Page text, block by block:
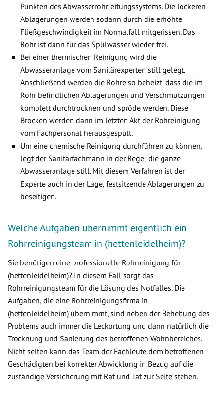
Punkten des Abwasserrohrleitungssystems. Die lockeren
Ablagerungen werden sodann durch die erhöhte
Fließgeschwindigkeit im Normalfall mitgerissen. Das
Rohr ist dann für das Spülwasser wieder frei.
Bei einer thermischen Reinigung wird die
Abwasseranlage vom Sanitärexperten still gelegt.
Anschließend werden die Rohre so beheizt, dass die im
Rohr befindlichen Ablagerungen und Verschmutzungen
komplett durchtrocknen und spröde werden. Diese
Brocken werden dann im letzten Akt der Rohreinigung
vom Fachpersonal herausgespült.
Um eine chemische Reinigung durchführen zu können,
legt der Sanitärfachmann in der Regel die ganze
Abwasseranlage still. Mit diesem Verfahren ist der
Experte auch in der Lage, festsitzende Ablagerungen zu
beseitigen.
Welche Aufgaben übernimmt eigentlich ein
Rohrreinigungsteam in (hettenleidelheim)?
Sie benötigen eine professionelle Rohrreinigung für
(hettenleidelheim)? In diesem Fall sorgt das
Rohrreinigungsteam für die Lösung des Notfalles. Die
Aufgaben, die eine Rohrreinigungsfirma in
(hettenleidelheim) übernimmt, sind neben der Behebung des
Problems auch immer die Leckortung und dann natürlich die
Trocknung und Sanierung des betroffenen Wohnbereiches.
Nicht selten kann das Team der Fachleute dem betroffenen
Geschädigten bei korrekter Abwicklung in Bezug auf die
zuständige Versicherung mit Rat und Tat zur Seite stehen.